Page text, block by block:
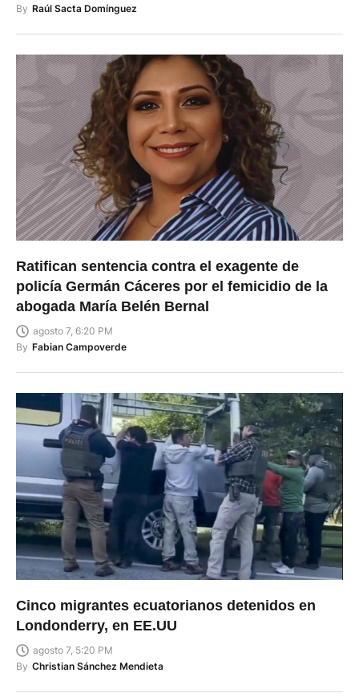
Ratifican sentencia contra el exagente de
policía Germán Cáceres por el femicidio de la
abogada María Belén Bernal
agosto 7, 6:20 PM
By
Fabian Campoverde
Cinco migrantes ecuatorianos detenidos en
Londonderry, en EE.UU
agosto 7, 5:20 PM
By
Christian Sánchez Mendieta